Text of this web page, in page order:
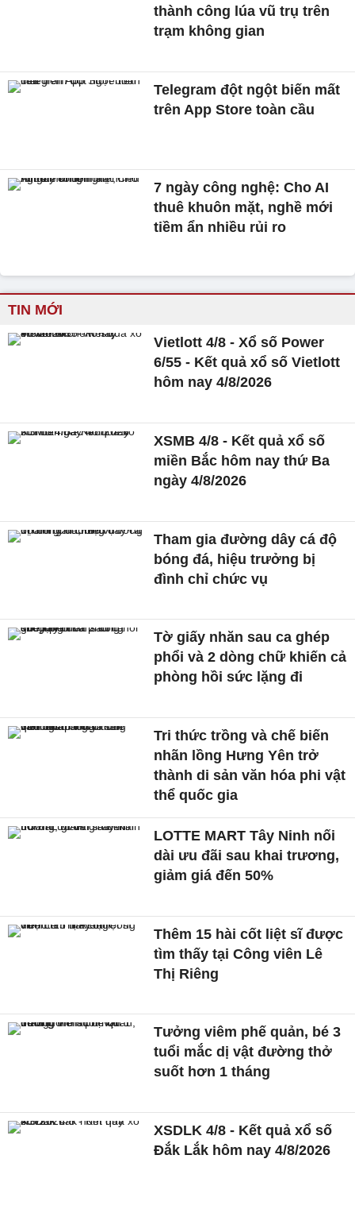
thành công lúa vũ trụ trên
trạm không gian
Telegram đột ngột biến mất
trên App Store toàn cầu
7 ngày công nghệ: Cho AI
thuê khuôn mặt, nghề mới
tiềm ẩn nhiều rủi ro
TIN MỚI
Vietlott 4/8 - Xổ số Power
6/55 - Kết quả xổ số Vietlott
hôm nay 4/8/2026
XSMB 4/8 - Kết quả xổ số
miền Bắc hôm nay thứ Ba
ngày 4/8/2026
Tham gia đường dây cá độ
bóng đá, hiệu trưởng bị
đình chỉ chức vụ
Tờ giấy nhăn sau ca ghép
phổi và 2 dòng chữ khiến cả
phòng hồi sức lặng đi
Tri thức trồng và chế biến
nhãn lồng Hưng Yên trở
thành di sản văn hóa phi vật
thể quốc gia
LOTTE MART Tây Ninh nối
dài ưu đãi sau khai trương,
giảm giá đến 50%
Thêm 15 hài cốt liệt sĩ được
tìm thấy tại Công viên Lê
Thị Riêng
Tưởng viêm phế quản, bé 3
tuổi mắc dị vật đường thở
suốt hơn 1 tháng
XSDLK 4/8 - Kết quả xổ số
Đắk Lắk hôm nay 4/8/2026